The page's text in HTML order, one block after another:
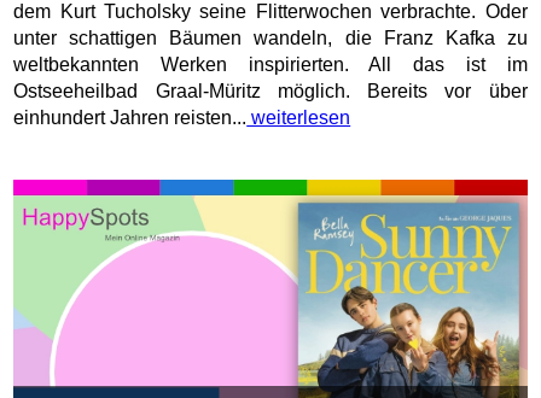
dem Kurt Tucholsky seine Flitterwochen verbrachte. Oder
unter schattigen Bäumen wandeln, die Franz Kafka zu
weltbekannten Werken inspirierten. All das ist im
Ostseeheilbad Graal-Müritz möglich. Bereits vor über
einhundert Jahren reisten... weiterlesen